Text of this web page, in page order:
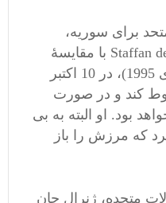
برای سوریه،
استفان دو میستورا Staffan de Mistura با مقایسۀ
کشتار سربرنیتسا (یوگوسلاوی 1995)، در 10 اکتبر
کند و در صورت
بود. او البته به بی
که مرزش را باز
متحده، ژنرال جان